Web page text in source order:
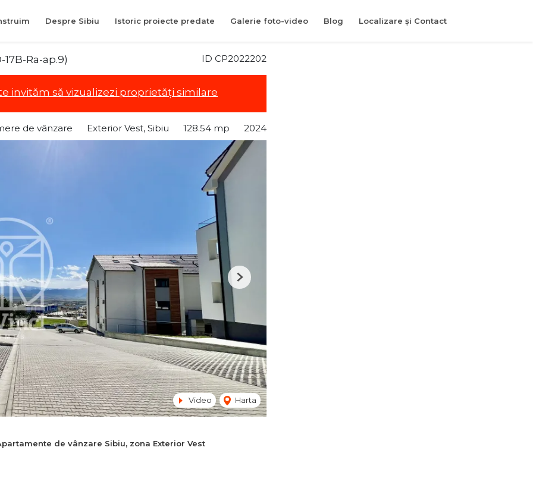
Despre Sibiu Istoric proiecte predate Galerie foto-video Blog Localizare și Contact
ID CP2022202
Ra-ap.9)
invităm să vizualizezi proprietăți similare
de vânzare Exterior Vest, Sibiu 128.54 mp 2024
Video Harta
Next
de vânzare Sibiu, zona Exterior Vest